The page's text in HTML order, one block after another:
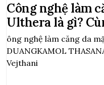
Công nghệ làm
Ulthera là gì?
Vejthani
ông nghệ làm căng da
DUANGKAMOL
Vejthani